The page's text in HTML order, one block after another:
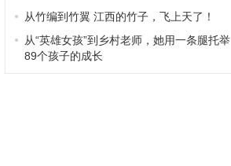
从竹编到竹翼 江西的竹子，飞上天了！
从“英雄女孩”到乡村老师，她用一条腿托举
89个孩子的成长